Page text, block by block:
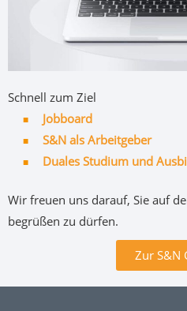
Schnell zum Ziel
Jobboard
S&N als Arbeitgeber
Duales Studium und
Wir freuen uns darauf, Sie auf
begrüßen zu dürfen.
Zur S&N